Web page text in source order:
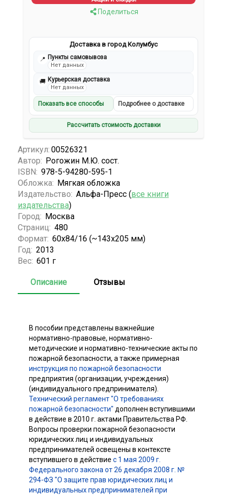
Поделиться
Доставка в город Колумбус
📍 Пункты самовывоза
Нет данных
🚚 Курьерская доставка
Нет данных
Показать все способы Подробнее о доставке
Рассчитать стоимость доставки
Артикул: 00526321
Автор: Рогожин М.Ю. сост.
ISBN: 978-5-94280-595-1
Обложка: Мягкая обложка
Издательство: Альфа-Пресс (все книги
издательства)
Город: Москва
Страниц: 480
Формат: 60x84/16 (~143х205 мм)
Год: 2013
Вес: 601 г
Описание Отзывы
В пособии представлены важнейшие
нормативно-правовые, нормативно-
методические и нормативно-технические акты по
пожарной безопасности, а также примерная
инструкция по пожарной безопасности
предприятия (организации, учреждения)
(индивидуального предпринимателя).
Технический регламент "О требованиях
пожарной безопасности" дополнен вступившими
в действие в 2010 г. актами Правительства РФ.
Вопросы проверки пожарной безопасности
юридических лиц и индивидуальных
предпринимателей освещены в контексте
вступившего в действие с 1 мая 2009 г.
Федерального закона от 26 декабря 2008 г. №
294-ФЗ "О защите прав юридических лиц и
индивидуальных предпринимателей при